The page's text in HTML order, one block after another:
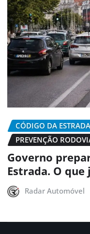
CÓDIGO DA ESTRADA
PREVENÇÃO
Governo
Estrada. O que
Radar Automóvel